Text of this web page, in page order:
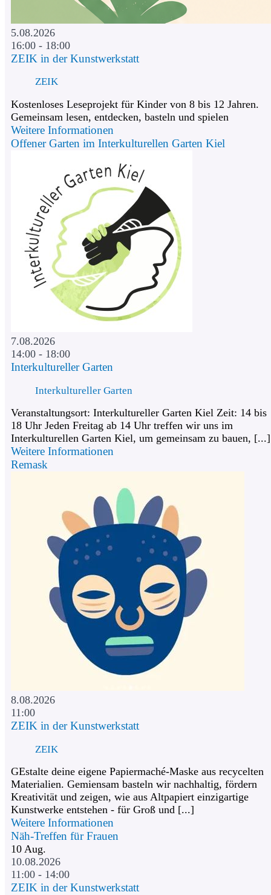
5.08.2026
16:00 - 18:00
ZEIK in der Kunstwerkstatt
ZEIK
Kostenloses Leseprojekt für Kinder von 8 bis 12 Jahren.
Gemeinsam lesen, entdecken, basteln und spielen
Weitere Informationen
Offener Garten im Interkulturellen Garten Kiel
7.08.2026
14:00 - 18:00
Interkultureller Garten
Interkultureller Garten
Veranstaltungsort: Interkultureller Garten Kiel Zeit: 14 bis
18 Uhr Jeden Freitag ab 14 Uhr treffen wir uns im
Interkulturellen Garten Kiel, um gemeinsam zu bauen, [...]
Weitere Informationen
Remask
8.08.2026
11:00
ZEIK in der Kunstwerkstatt
ZEIK
GEstalte deine eigene Papiermaché-Maske aus recycelten
Materialien. Gemiensam basteln wir nachhaltig, fördern
Kreativität und zeigen, wie aus Altpapiert einzigartige
Kunstwerke entstehen - für Groß und [...]
Weitere Informationen
Näh-Treffen für Frauen
10 Aug.
10.08.2026
11:00 - 14:00
ZEIK in der Kunstwerkstatt